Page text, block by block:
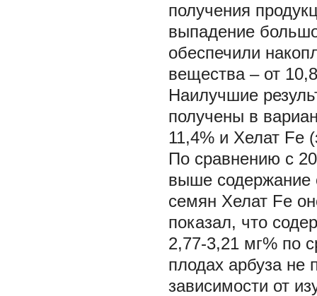
получения
выпадение
обеспечили
вещества – от
Наилучшие
получены в
11,4% и Хелат Fe
По сравнению с
выше содержание
семян Хелат Fe
показал, что
2,77-3,21 мг% по
плодах арбуза не
зависимости от